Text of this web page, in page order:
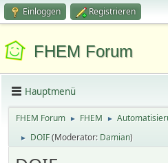
Einloggen Registrieren
FHEM Forum
Hauptmenü
FHEM Forum ► FHEM ►
► DOIF(Moderator: Damian)